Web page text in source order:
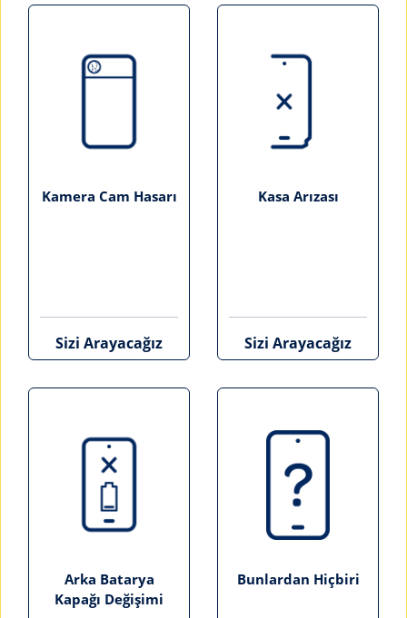
Kamera Cam Hasarı
Sizi Arayacağız
Kasa Arızası
Sizi Arayacağız
Arka Batarya
Kapağı Değişimi
Bunlardan Hiçbiri